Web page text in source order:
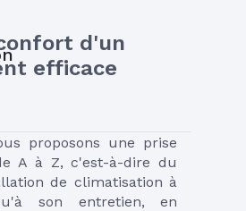
d'un
efficace
proposons une prise
A à Z, c'est-à-dire du
de climatisation à
son entretien, en